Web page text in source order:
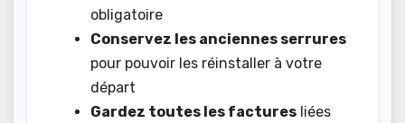
obligatoire
Conservez les anciennes serrures
pour pouvoir les réinstaller à votre
départ
Gardez toutes les factures liées